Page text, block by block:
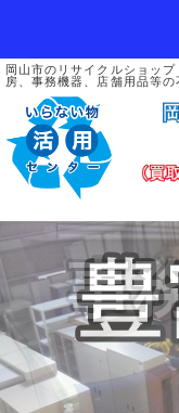
岡山市のリサイクルショッ
房、事務機器、店舗用品等の